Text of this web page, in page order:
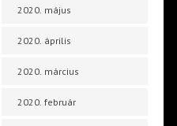
2020. május
2020. április
2020. március
2020. február